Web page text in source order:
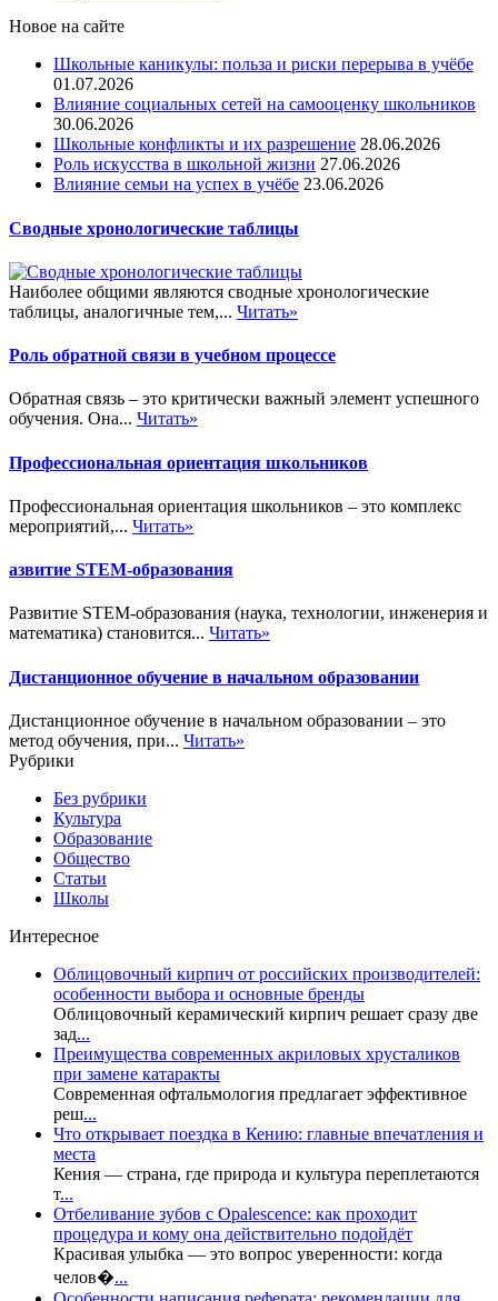
Новое на сайте
Школьные каникулы: польза и риски перерыва в учёбе
01.07.2026
Влияние социальных сетей на самооценку школьников
30.06.2026
Школьные конфликты и их разрешение 28.06.2026
Роль искусства в школьной жизни 27.06.2026
Влияние семьи на успех в учёбе 23.06.2026
Сводные хронологические таблицы
Наиболее общими являются сводные хронологические
таблицы, аналогичные тем,... Читать»
Роль обратной связи в учебном процессе
Обратная связь – это критически важный элемент успешного
обучения. Она... Читать»
Профессиональная ориентация школьников
Профессиональная ориентация школьников – это комплекс
мероприятий,... Читать»
азвитие STEM-образования
Развитие STEM-образования (наука, технологии, инженерия и
математика) становится... Читать»
Дистанционное обучение в начальном образовании
Дистанционное обучение в начальном образовании – это
метод обучения, при... Читать»
Рубрики
Без рубрики
Культура
Образование
Общество
Статьи
Школы
Интересное
Облицовочный кирпич от российских производителей:
особенности выбора и основные бренды
Облицовочный керамический кирпич решает сразу две
зад...
Преимущества современных акриловых хрусталиков
при замене катаракты
Современная офтальмология предлагает эффективное
реш...
Что открывает поездка в Кению: главные впечатления и
места
Кения — страна, где природа и культура переплетаются
т...
Отбеливание зубов с Opalescence: как проходит
процедура и кому она действительно подойдёт
Красивая улыбка — это вопрос уверенности: когда
челов�...